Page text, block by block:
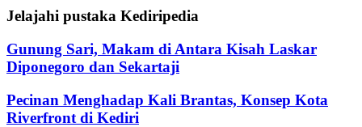
Jelajahi pustaka Kediripedia
Gunung Sari, Makam di Antara Kisah Laskar
Diponegoro dan Sekartaji
Pecinan Menghadap Kali Brantas, Konsep Kota
Riverfront di Kediri